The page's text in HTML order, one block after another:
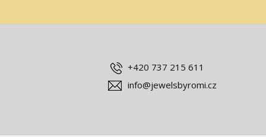
+420 737 215 611
info@jewelsbyromi.cz